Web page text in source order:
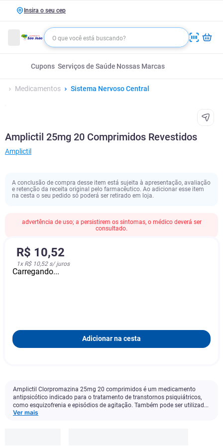
Insira o seu cep
Cupons Serviços de Saúde Nossas Marcas
Medicamentos Sistema Nervoso Central
Amplictil 25mg 20 Comprimidos Revestidos
Amplictil
A conclusão de compra desse item está sujeita à apresentação, avaliação
e retenção da receita original pelo farmacêutico. Ao adicionar esse item
na cesta o seu pedido só poderá ser retirado em loja.
advertência de uso; a persistirem os sintomas, o médico deverá ser
consultado.
R$ 10,52
1x R$ 10,52s/ juros
Carregando...
Adicionar na cesta
Amplictil Clorpromazina 25mg 20 comprimidos é um medicamento
antipsicótico indicado para o tratamento de transtornos psiquiátricos,
como esquizofrenia e episódios de agitação. Também pode ser utilizad...
Ver mais